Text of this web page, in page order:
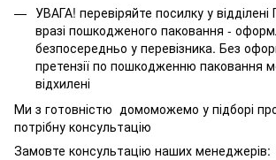
УВАГА! перевіряйте посилку у відділені
вразі пошкодженого паковання -
безпосередньо у перевізника. Без
претензії по пошкодженню паковання
відхилені
Ми з готовністю домоможемо у підборі
потрібну консультацію
Замовте консультацію наших менеджерів: